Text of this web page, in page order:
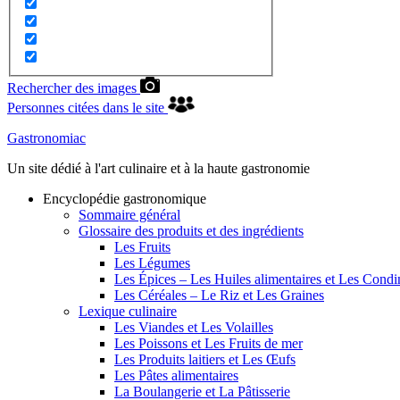
Rechercher des images
Personnes citées dans le site
Gastronomiac
Un site dédié à l'art culinaire et à la haute gastronomie
Encyclopédie gastronomique
Sommaire général
Glossaire des produits et des ingrédients
Les Fruits
Les Légumes
Les Épices – Les Huiles alimentaires et Les
Les Céréales – Le Riz et Les Graines
Lexique culinaire
Les Viandes et Les Volailles
Les Poissons et Les Fruits de mer
Les Produits laitiers et Les Œufs
Les Pâtes alimentaires
La Boulangerie et La Pâtisserie